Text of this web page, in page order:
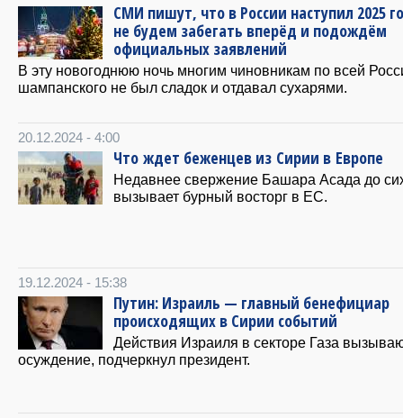
СМИ пишут, что в России наступил 2025
не будем забегать вперёд и подождём
официальных заявлений
В эту новогоднюю ночь многим чиновникам по всей
шампанского не был сладок и отдавал сухарями.
20.12.2024 - 4:00
Что ждет беженцев из Сирии в Европе
Недавнее свержение Башара Асада до
вызывает бурный восторг в ЕС.
19.12.2024 - 15:38
Путин: Израиль — главный бенефициар
происходящих в Сирии событий
Действия Израиля в секторе Газа
осуждение, подчеркнул президент.